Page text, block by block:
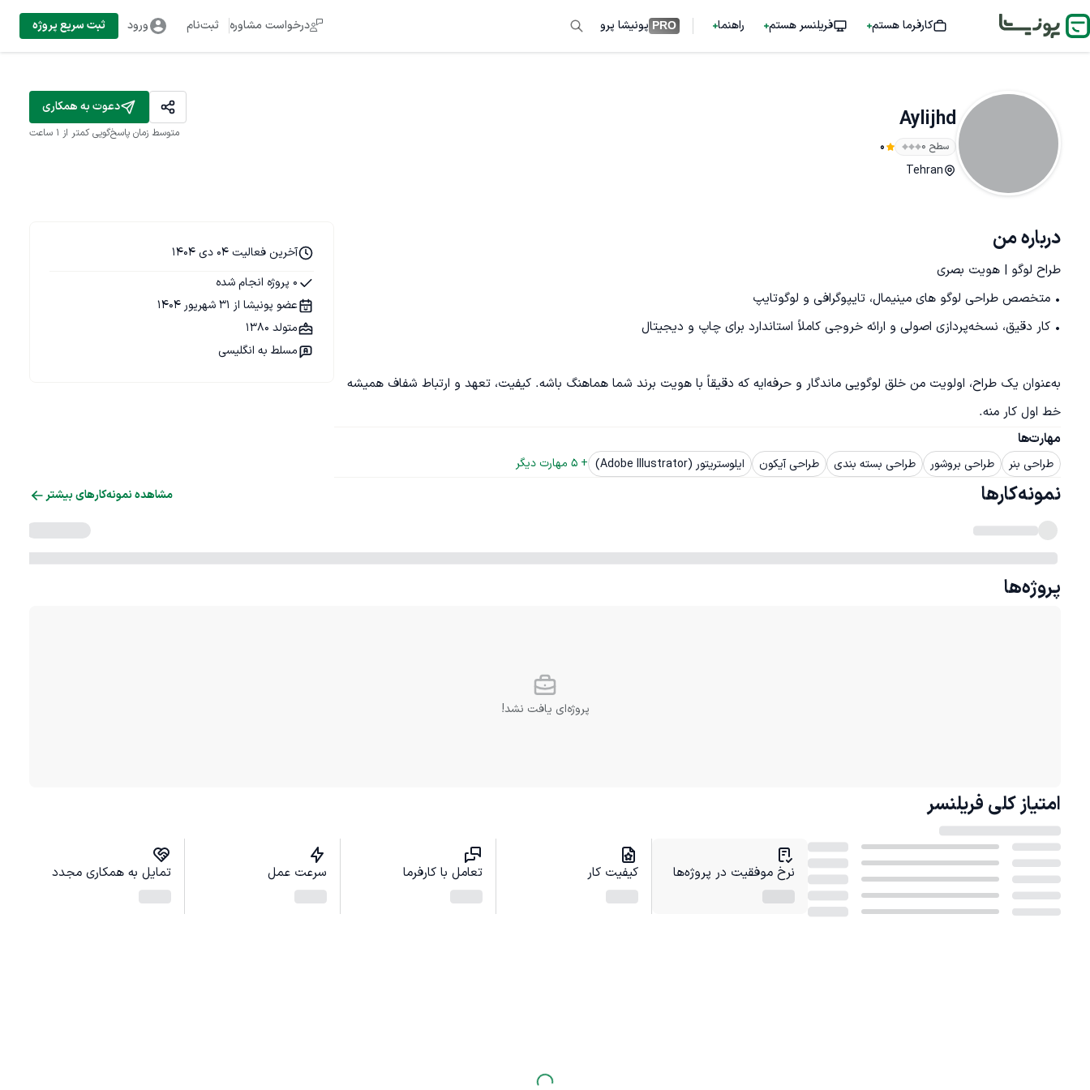
کارفرما هستم فریلنسر هستم راهنما PRO پونیشا پرو درخواست مشاوره ثبت‌نام ورود ثبت سریع پروژه
Aylijhd
سطح ۰ 0
Tehran
دعوت به همکاری
متوسط زمان پاسخ‌گویی کمتر از 1 ساعت
درباره من
به‌عنوان یک طراح، اولویت من خلق لوگویی ماندگار و حرفه‌ایه که دقیقاً با هویت برند شما هماهنگ باشه. کیفیت، تعهد و ارتباط شفاف همیشه
خط اول کار منه.
مهارت‌ها
طراحی بنر طراحی بروشور طراحی بسته بندی طراحی آیکون ایلوستریتور (Adobe Illustrator) +
5 مهارت دیگر
آخرین فعالیت 04 دی 1404
0 پروژه انجام شده
عضو پونیشا از 31 شهریور 1404
متولد 1380
مسلط به انگلیسی
نمونه‌کارها مشاهده نمونه‌کارهای بیشتر
پروژه‌ها
پروژه‌ای یافت نشد!
امتیاز کلی فریلنسر
نرخ موفقیت در پروژه‌ها کیفیت کار تعامل با کارفرما سرعت عمل تمایل به همکاری مجدد